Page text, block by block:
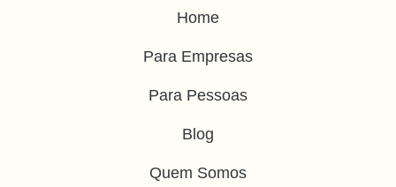
Home
Para Empresas
Para Pessoas
Blog
Quem Somos